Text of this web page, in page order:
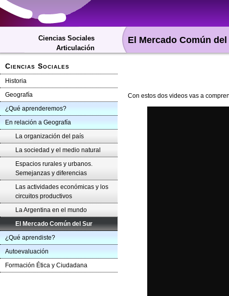
Ciencias Sociales
Articulación
Ciencias Sociales
Historia
Geografía
¿Qué aprenderemos?
En relación a Geografía
La organización del país
La sociedad y el medio natural
Espacios rurales y urbanos.
Semejanzas y diferencias
Las actividades económicas y los
circuitos productivos
La Argentina en el mundo
El Mercado Común del Sur
¿Qué aprendiste?
Autoevaluación
Formación Ética y Ciudadana
El Mercado Común
Con estos dos videos vas a